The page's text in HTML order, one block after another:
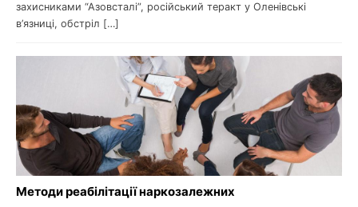
захисниками “Азовсталі”, російський теракт у Оленівські
в’язниці, обстріл […]
Методи реабілітації наркозалежних